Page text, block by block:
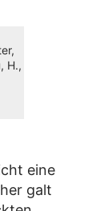
H.,
eine
galt